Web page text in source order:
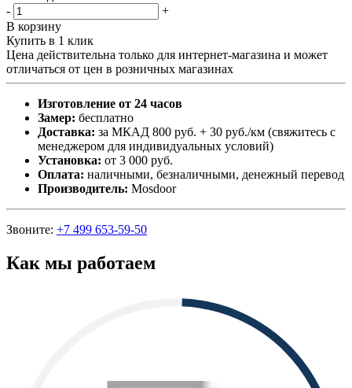
-
+
В корзину
Купить в 1 клик
Цена действительна только для интернет-магазина и может
отличаться от цен в розничных магазинах
Изготовление от 24 часов
Замер: бесплатно
Доставка: за МКАД 800 руб. + 30 руб./км (свяжитесь с
менеджером для индивидуальных условий)
Установка: от 3 000 руб.
Оплата: наличными, безналичными, денежный перевод
Производитель: Mosdoor
Звоните: +7 499 653-59-50
Как мы работаем